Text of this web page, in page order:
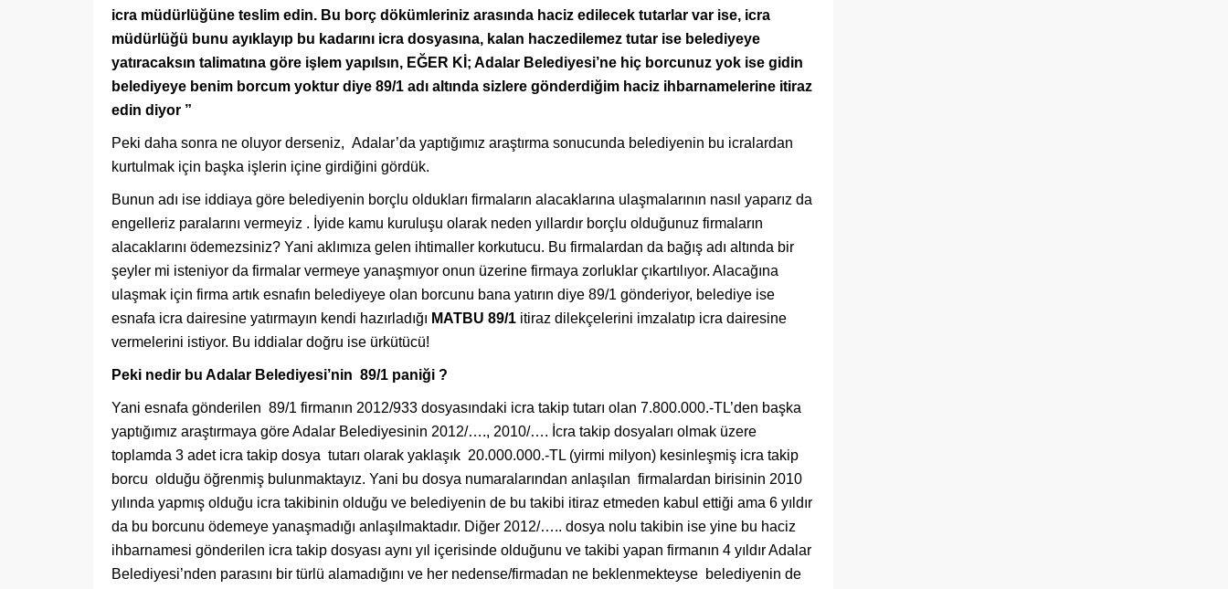
icra müdürlüğüne teslim edin. Bu borç dökümleriniz arasında haciz edilecek tutarlar var ise, icra
müdürlüğü bunu ayıklayıp bu kadarını icra dosyasına, kalan haczedilemez tutar ise belediyeye
yatıracaksın talimatına göre işlem yapılsın, EĞER Kİ; Adalar Belediyesi’ne hiç borcunuz yok ise gidin
belediyeye benim borcum yoktur diye 89/1 adı altında sizlere gönderdiğim haciz ihbarnamelerine itiraz
edin diyor ”
Peki daha sonra ne oluyor derseniz, Adalar’da yaptığımız araştırma sonucunda belediyenin bu icralardan
kurtulmak için başka işlerin içine girdiğini gördük.
Bunun adı ise iddiaya göre belediyenin borçlu oldukları firmaların alacaklarına ulaşmalarının nasıl yaparız da
engelleriz paralarını vermeyiz . İyide kamu kuruluşu olarak neden yıllardır borçlu olduğunuz firmaların
alacaklarını ödemezsiniz? Yani aklımıza gelen ihtimaller korkutucu. Bu firmalardan da bağış adı altında bir
şeyler mi isteniyor da firmalar vermeye yanaşmıyor onun üzerine firmaya zorluklar çıkartılıyor. Alacağına
ulaşmak için firma artık esnafın belediyeye olan borcunu bana yatırın diye 89/1 gönderiyor, belediye ise
esnafa icra dairesine yatırmayın kendi hazırladığı MATBU 89/1 itiraz dilekçelerini imzalatıp icra dairesine
vermelerini istiyor. Bu iddialar doğru ise ürkütücü!
Peki nedir bu Adalar Belediyesi’nin 89/1 paniği ?
Yani esnafa gönderilen 89/1 firmanın 2012/933 dosyasındaki icra takip tutarı olan 7.800.000.-TL’den başka
yaptığımız araştırmaya göre Adalar Belediyesinin 2012/…., 2010/…. İcra takip dosyaları olmak üzere
toplamda 3 adet icra takip dosya tutarı olarak yaklaşık 20.000.000.-TL (yirmi milyon) kesinleşmiş icra takip
borcu olduğu öğrenmiş bulunmaktayız. Yani bu dosya numaralarından anlaşılan firmalardan birisinin 2010
yılında yapmış olduğu icra takibinin olduğu ve belediyenin de bu takibi itiraz etmeden kabul ettiği ama 6 yıldır
da bu borcunu ödemeye yanaşmadığı anlaşılmaktadır. Diğer 2012/….. dosya nolu takibin ise yine bu haciz
ihbarnamesi gönderilen icra takip dosyası aynı yıl içerisinde olduğunu ve takibi yapan firmanın 4 yıldır Adalar
Belediyesi’nden parasını bir türlü alamadığını ve her nedense/firmadan ne beklenmekteyse belediyenin de